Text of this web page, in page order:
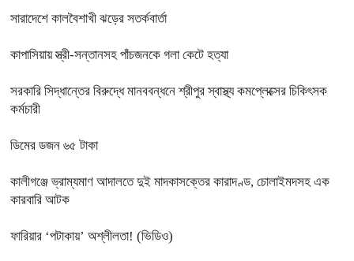
সারাদেশে কালবৈশাখী ঝড়ের সতর্কবার্তা
কাপাসিয়ায় স্ত্রী-সন্তানসহ পাঁচজনকে গলা কেটে হত্যা
সরকারি সিদ্ধান্তের বিরুদ্ধে মানববন্ধনে শ্রীপুর স্বাস্থ্য কমপ্লেক্সের চিকিৎসক
কর্মচারী
ডিমের ডজন ৬৫ টাকা
কালীগঞ্জে ভ্রাম্যমাণ আদালতে দুই মাদকাসক্তের কারাদণ্ড, চোলাইমদসহ এক
কারবারি আটক
ফারিয়ার ‘পটাকায়’ অশ্লীলতা! (ভিডিও)